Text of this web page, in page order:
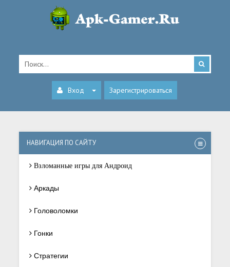
Вход Зарегистрироваться
НАВИГАЦИЯ ПО САЙТУ
Взломанные игры для Андроид
Аркады
Головоломки
Гонки
Стратегии